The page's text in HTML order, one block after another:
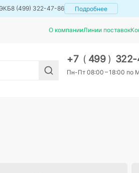
8 (499) 322-47-86 Подробнее
О компанииЛинии поставок
+7 ( 499 )
Пн-Пт 08:00 – 18:00 по